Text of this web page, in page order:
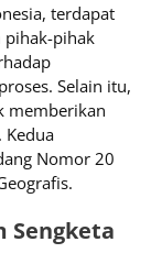
terdapat
pihak-pihak
Selain itu,
memberikan
Kedua
Nomor 20
Sengketa